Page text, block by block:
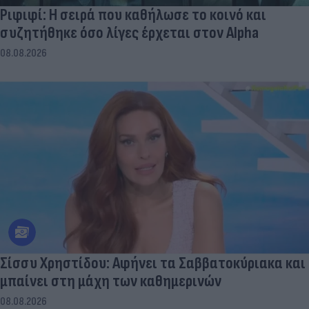
Ριφιφί: Η σειρά που καθήλωσε το κοινό και
συζητήθηκε όσο λίγες έρχεται στον Alpha
08.08.2026
Σίσσυ Χρηστίδου: Αφήνει τα Σαββατοκύριακα και
μπαίνει στη μάχη των καθημερινών
08.08.2026